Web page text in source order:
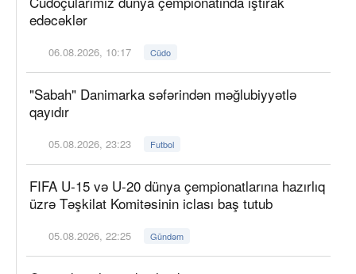
edəcəklər
06.08.2026, 10:17 Cüdo
"Sabah" Danimarka səfərindən məğlubiyyətlə
qayıdır
05.08.2026, 23:23 Futbol
FIFA U-15 və U-20 dünya çempionatlarına hazırlıq
üzrə Təşkilat Komitəsinin iclası baş tutub
05.08.2026, 22:25 Gündəm